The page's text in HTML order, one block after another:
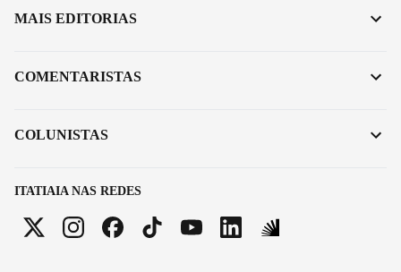
ITATIAIA NAS REDES
MAIS EDITORIAS
COMENTARISTAS
COLUNISTAS